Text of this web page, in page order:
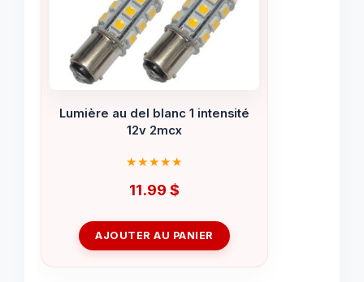
Lumière au del blanc 1 intensité
12v 2mcx
11.99 $
AJOUTER AU PANIER